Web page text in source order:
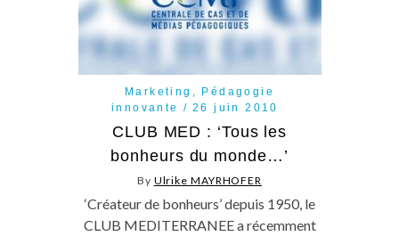
Marketing
Pédagogie
innovante
26 juin 2010
CLUB MED : ‘Tous les
bonheurs du monde…’
By Ulrike MAYRHOFER
‘Créateur de bonheurs’ depuis 1950, le
CLUB MEDITERRANEE a récemment